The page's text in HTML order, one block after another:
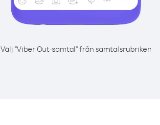
Välj "Viber Out-samtal" från samtalsrubriken